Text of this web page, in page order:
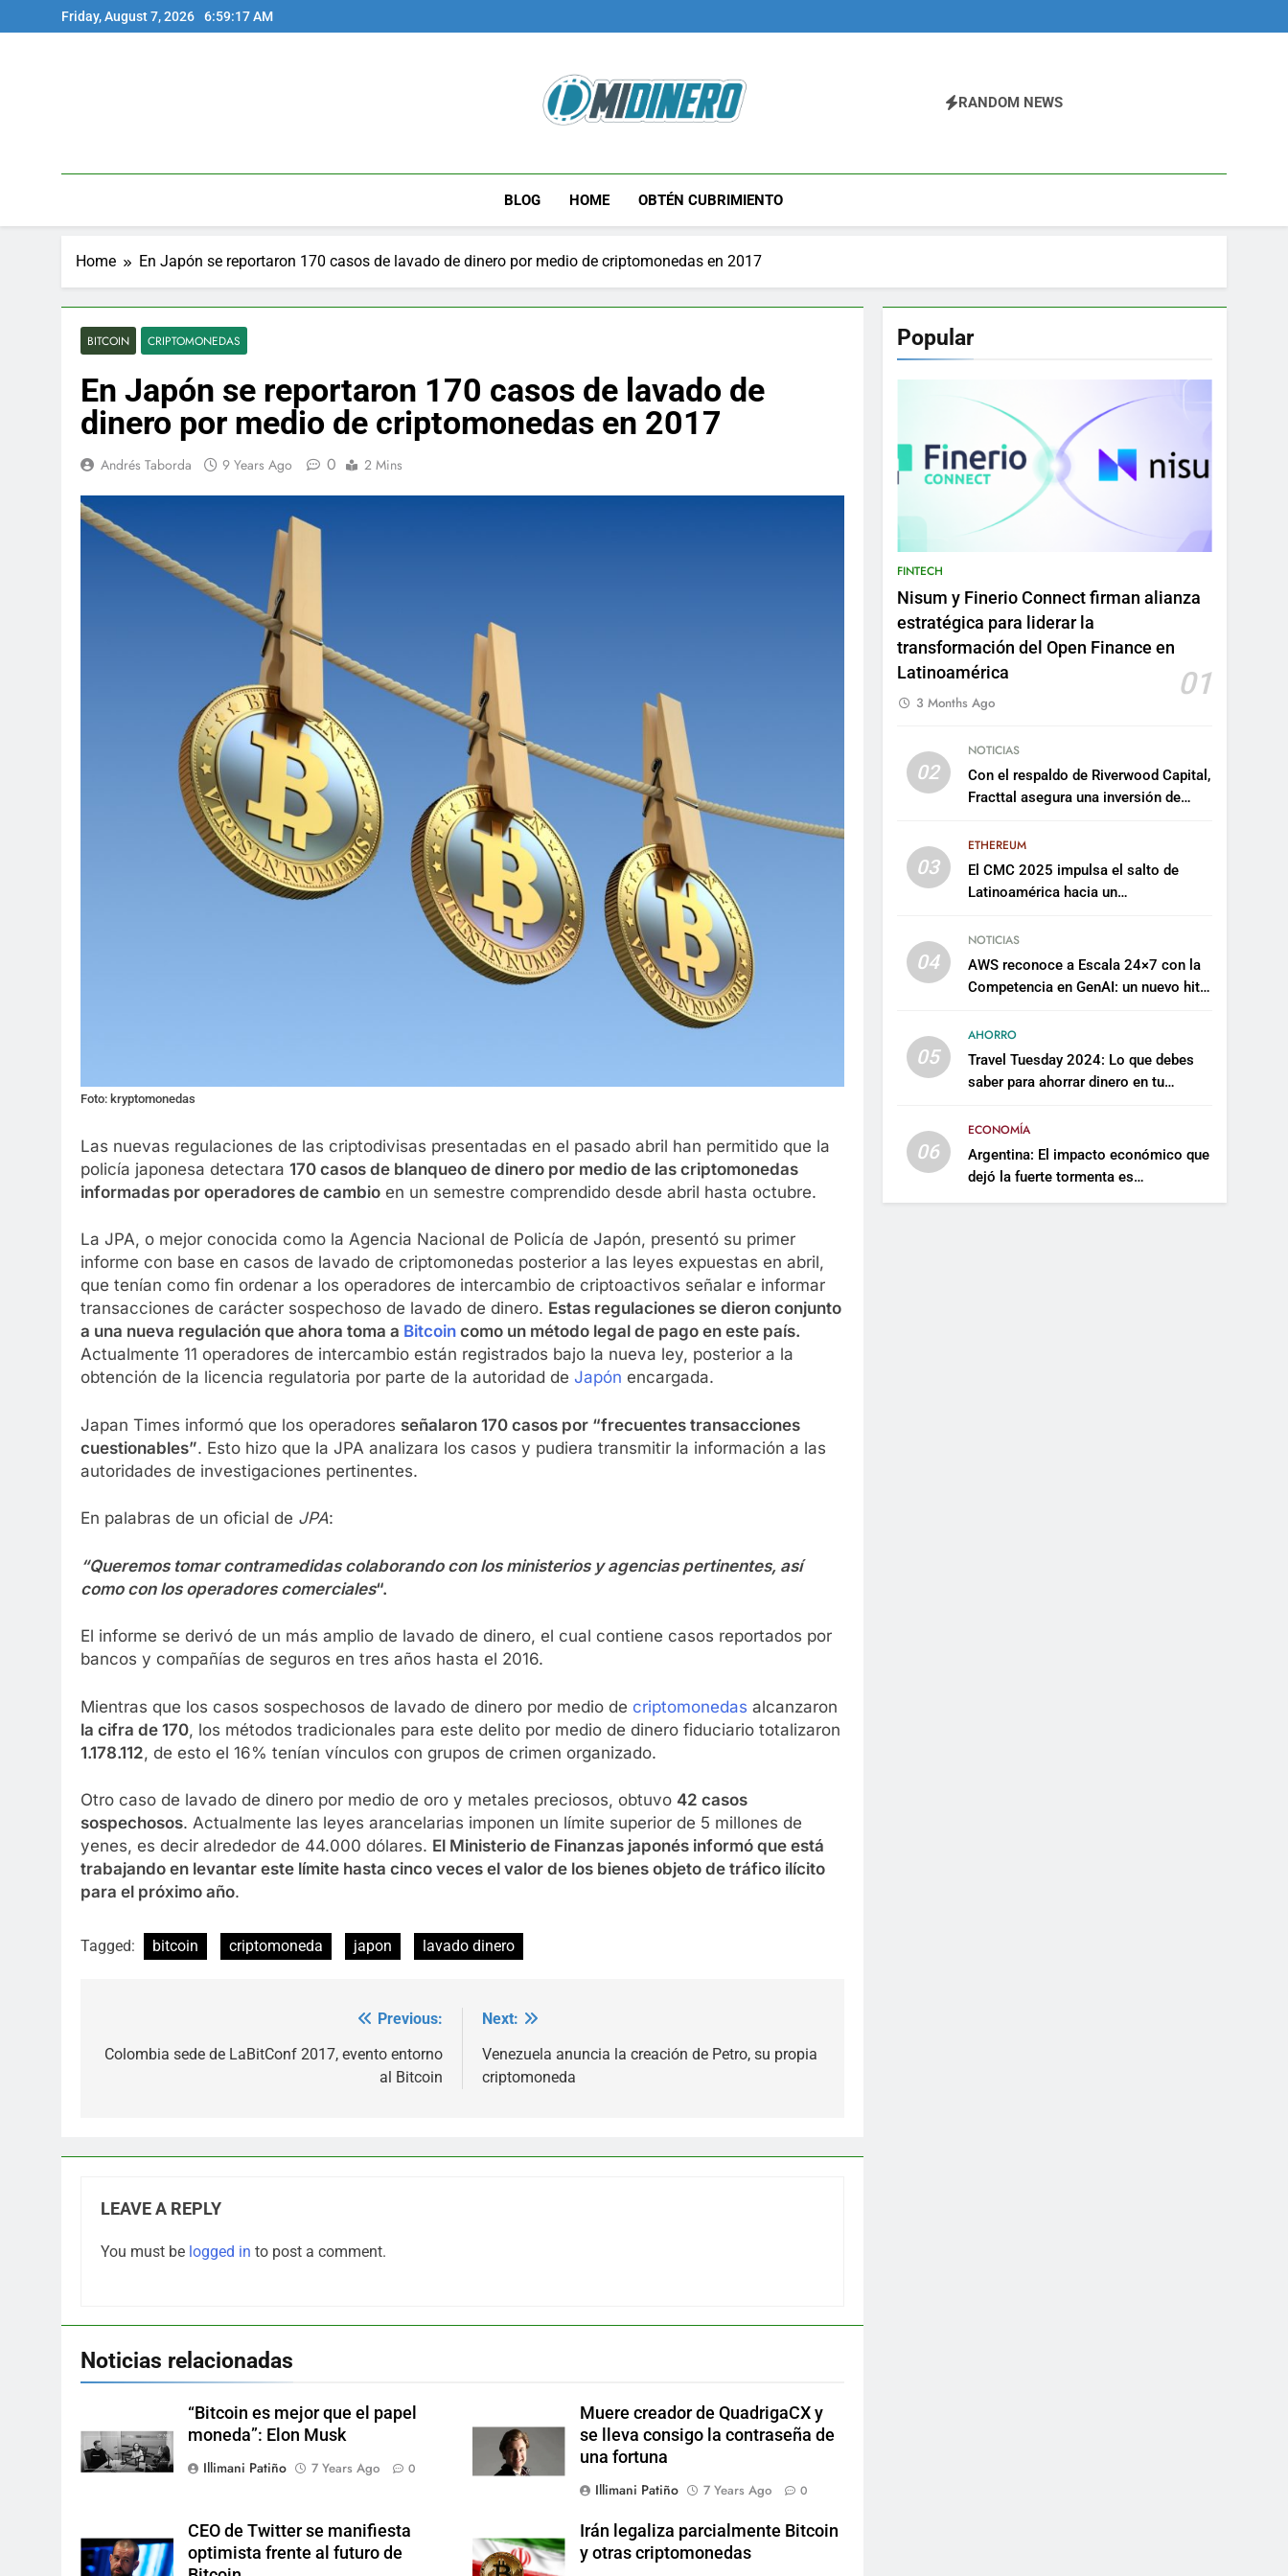
to
Friday, August 7, 2026 6:59:17 AM
Midinero.co
RANDOM NEWS
BLOG HOME OBTÉN CUBRIMIENTO
Home En Japón se reportaron 170 casos de lavado de dinero por medio de criptomonedas en 2017
BITCOIN CRIPTOMONEDAS
En Japón se reportaron 170 casos de lavado de
dinero por medio de criptomonedas en 2017
Andrés Taborda 9 Years Ago 0 2 Mins
Foto: kryptomonedas
Las nuevas regulaciones de las criptodivisas presentadas en el pasado abril han permitido que la
policía japonesa detectara 170 casos de blanqueo de dinero por medio de las criptomonedas
informadas por operadores de cambio en un semestre comprendido desde abril hasta octubre.
La JPA, o mejor conocida como la Agencia Nacional de Policía de Japón, presentó su primer
informe con base en casos de lavado de criptomonedas posterior a las leyes expuestas en abril,
que tenían como fin ordenar a los operadores de intercambio de criptoactivos señalar e informar
transacciones de carácter sospechoso de lavado de dinero. Estas regulaciones se dieron conjunto
a una nueva regulación que ahora toma a Bitcoin como un método legal de pago en este país.
Actualmente 11 operadores de intercambio están registrados bajo la nueva ley, posterior a la
obtención de la licencia regulatoria por parte de la autoridad de Japón encargada.
Japan Times informó que los operadores señalaron 170 casos por “frecuentes transacciones
cuestionables”. Esto hizo que la JPA analizara los casos y pudiera transmitir la información a las
autoridades de investigaciones pertinentes.
En palabras de un oficial de JPA:
“Queremos tomar contramedidas colaborando con los ministerios y agencias pertinentes, así
como con los operadores comerciales“.
El informe se derivó de un más amplio de lavado de dinero, el cual contiene casos reportados por
bancos y compañías de seguros en tres años hasta el 2016.
Mientras que los casos sospechosos de lavado de dinero por medio de criptomonedas alcanzaron
la cifra de 170, los métodos tradicionales para este delito por medio de dinero fiduciario totalizaron
1.178.112, de esto el 16% tenían vínculos con grupos de crimen organizado.
Otro caso de lavado de dinero por medio de oro y metales preciosos, obtuvo 42 casos
sospechosos. Actualmente las leyes arancelarias imponen un límite superior de 5 millones de
yenes, es decir alrededor de 44.000 dólares. El Ministerio de Finanzas japonés informó que está
trabajando en levantar este límite hasta cinco veces el valor de los bienes objeto de tráfico ilícito
para el próximo año.
Tagged: bitcoin criptomoneda japon lavado dinero
navigation
Previous:
Colombia sede de LaBitConf 2017, evento entorno
al Bitcoin
Next:
Venezuela anuncia la creación de Petro, su propia
criptomoneda
LEAVE A REPLY
You must be logged in to post a comment.
Noticias relacionadas
“Bitcoin es mejor que el papel
moneda”: Elon Musk
Illimani Patiño
7 Years Ago 0
Muere creador de QuadrigaCX y
se lleva consigo la contraseña de
una fortuna
Illimani Patiño
7 Years Ago 0
CEO de Twitter se manifiesta
optimista frente al futuro de
Irán legaliza parcialmente Bitcoin
y otras criptomonedas
Popular
FINTECH
Nisum y Finerio Connect firman alianza
estratégica para liderar la
transformación del Open Finance en
Latinoamérica
01
3 Months Ago
02
NOTICIAS
Con el respaldo de Riverwood Capital,
Fracttal asegura una inversión de
plataforma
03
ETHEREUM
El CMC 2025 impulsa el salto de
Latinoamérica hacia un
sostenible
04
NOTICIAS
AWS reconoce a Escala 24×7 con la
Competencia en GenAI: un nuevo hito
artificial empresarial
05
AHORRO
Travel Tuesday 2024: Lo que debes
saber para ahorrar dinero en tu
06
ECONOMÍA
Argentina: El impacto económico que
dejó la fuerte tormenta es
incalculable